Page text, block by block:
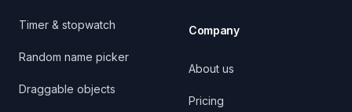
Timer & stopwatch
Random name picker
Draggable objects
Company
About us
Pricing